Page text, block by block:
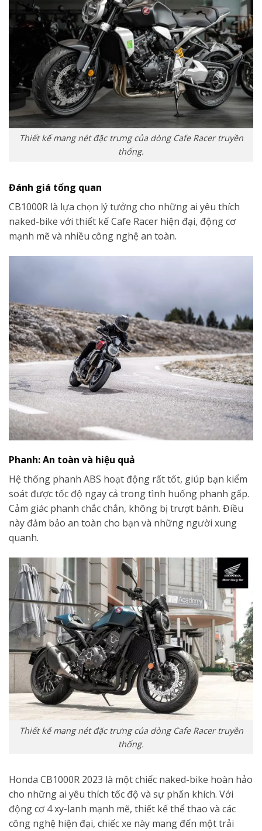
Thiết kế mang nét đặc trưng của dòng Cafe Racer truyền
thống.
Đánh giá tổng quan
CB1000R là lựa chọn lý tưởng cho những ai yêu thích
naked-bike với thiết kế Cafe Racer hiện đại, động cơ
mạnh mẽ và nhiều công nghệ an toàn.
Phanh: An toàn và hiệu quả
Hệ thống phanh ABS hoạt động rất tốt, giúp bạn kiểm
soát được tốc độ ngay cả trong tình huống phanh gấp.
Cảm giác phanh chắc chắn, không bị trượt bánh. Điều
này đảm bảo an toàn cho bạn và những người xung
quanh.
Thiết kế mang nét đặc trưng của dòng Cafe Racer truyền
thống.
Honda CB1000R 2023 là một chiếc naked-bike hoàn hảo
cho những ai yêu thích tốc độ và sự phấn khích. Với
động cơ 4 xy-lanh mạnh mẽ, thiết kế thể thao và các
công nghệ hiện đại, chiếc xe này mang đến một trải